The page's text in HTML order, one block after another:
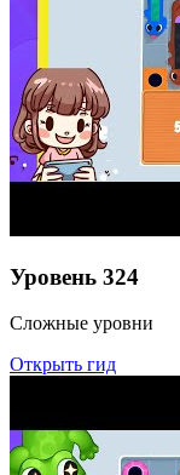
Уровень 324
Сложные уровни
Открыть гид